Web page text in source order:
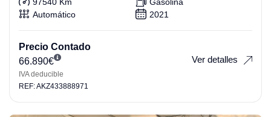
Automático
2021
Precio Contado
66.890€
IVA deducible
Ver detalles
REF: AKZ433888971